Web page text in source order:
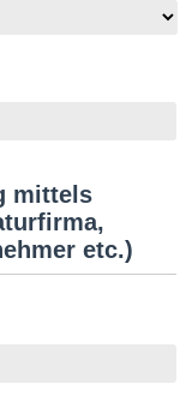
mittels
etc.)